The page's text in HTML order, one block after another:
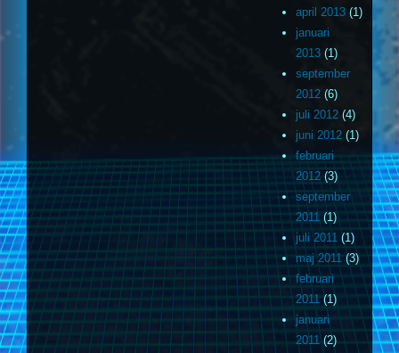
april 2013(1)
januari
2013(1)
september
2012(6)
juli 2012(4)
juni 2012(1)
februari
2012(3)
september
2011(1)
juli 2011(1)
maj 2011(3)
februari
2011(1)
januari
2011(2)